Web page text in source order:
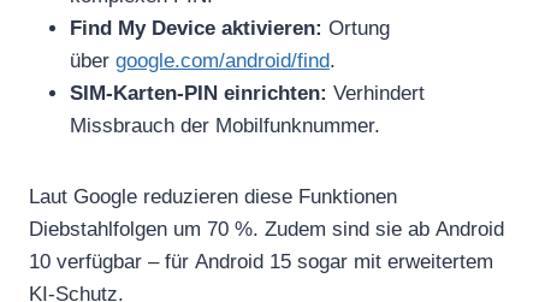
Find My Device aktivieren: Ortung
über google.com/android/find.
SIM-Karten-PIN einrichten: Verhindert
Missbrauch der Mobilfunknummer.
Laut Google reduzieren diese Funktionen
Diebstahlfolgen um 70 %. Zudem sind sie ab Android
10 verfügbar – für Android 15 sogar mit erweitertem
KI-Schutz.